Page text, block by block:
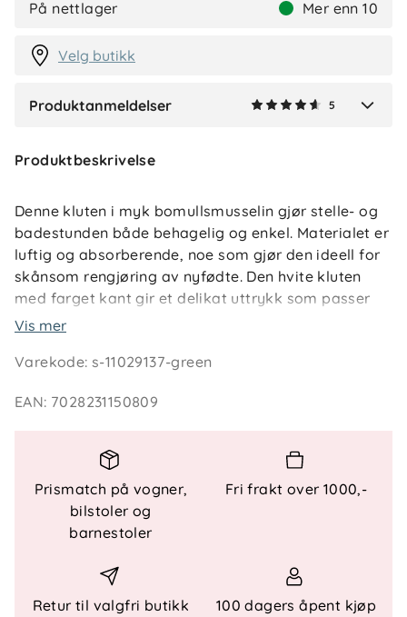
På nettlager Mer enn 10
Velg butikk
Produktanmeldelser 5
Produktbeskrivelse
Denne kluten i myk bomullsmusselin gjør stelle- og
badestunden både behagelig og enkel. Materialet er
luftig og absorberende, noe som gjør den ideell for
skånsom rengjøring av nyfødte. Den hvite kluten
med farget kant gir et delikat uttrykk som passer
både hjemme og i stellevesken.
Nøkkelfunksjoner:
100 % bomullsmusselin – myk og naturlig
Tørker raskt etter bruk
Spesifikasjoner:
Materiale : 100 % bomullsmusselin
: Hvit med farget kant
: 1 stk
Vis mer
Varekode:s-11029137-green
EAN: 7028231150809
Prismatch på vogner,
bilstoler og
barnestoler
Fri frakt over 1000,-
Retur til valgfri butikk
100 dagers åpent kjøp